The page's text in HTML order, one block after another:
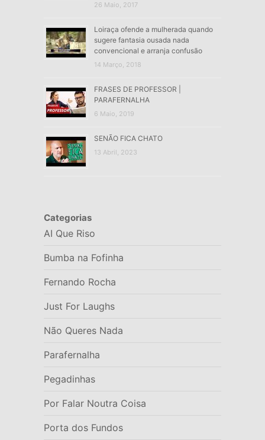
26 Maio, 2017
Loiraça ofende a mulherada quando
sugere fantasia ousada nada
convencional e arranja confusão
14 Março, 2018
FRASES DE PROFESSOR |
PARAFERNALHA
6 Maio, 2019
SENÃO FICA CHATO
13 Abril, 2023
Categorias
AI Que Riso
Bumba na Fofinha
Fernando Rocha
Just For Laughs
Não Queres Nada
Parafernalha
Pegadinhas
Por Falar Noutra Coisa
Porta dos Fundos